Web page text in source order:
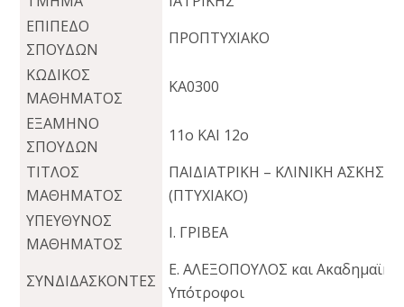
ΕΠΙΠΕΔΟ
ΣΠΟΥΔΩΝ
ΠΡΟΠΤΥΧΙΑΚΟ
ΚΩΔΙΚΟΣ
ΜΑΘΗΜΑΤΟΣ
ΚΑ0300
ΕΞΑΜΗΝΟ
ΣΠΟΥΔΩΝ
11ο ΚΑΙ 12ο
ΤΙΤΛΟΣ
ΜΑΘΗΜΑΤΟΣ
ΠΑΙΔΙΑΤΡΙΚΗ – ΚΛΙΝΙΚΗ ΑΣΚΗΣΗ
(ΠΤΥΧΙΑΚΟ)
ΥΠΕΥΘΥΝΟΣ
ΜΑΘΗΜΑΤΟΣ
Ι. ΓΡΙΒΕΑ
ΣΥΝΔΙΔΑΣΚΟΝΤΕΣ
Ε. ΑΛΕΞΟΠΟΥΛΟΣ και
Υπότροφοι